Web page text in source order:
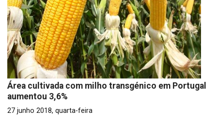
Área cultivada com milho transgénico em Portugal
aumentou 3,6%
27 junho 2018, quarta-feira